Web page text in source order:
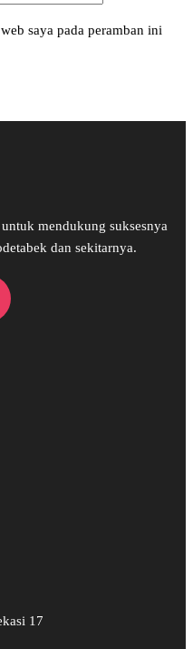
saya pada peramban ini
mendukung suksesnya
dan sekitarnya.
17